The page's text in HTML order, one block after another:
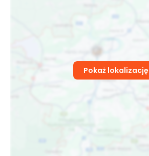
Pokaż lokalizację